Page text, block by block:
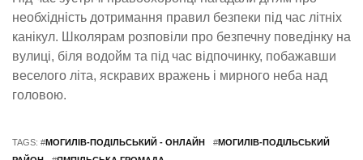
необхідність дотримання правил безпеки під час літніх
канікул. Школярам розповіли про безпечну поведінку на
вулиці, біля водойм та під час відпочинку, побажавши
веселого літа, яскравих вражень і мирного неба над
головою.
TAGS: #МОГИЛІВ-ПОДІЛЬСЬКИЙ - ОНЛАЙН #МОГИЛІВ-ПОДІЛЬСЬКИЙ